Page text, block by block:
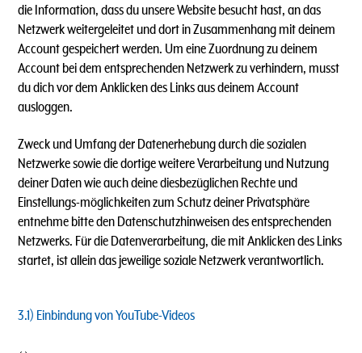
die Information, dass du unsere Website besucht hast, an das
Netzwerk weitergeleitet und dort in Zusammenhang mit deinem
Account gespeichert werden. Um eine Zuordnung zu deinem
Account bei dem entsprechenden Netzwerk zu verhindern, musst
du dich vor dem Anklicken des Links aus deinem Account
ausloggen.
Zweck und Umfang der Datenerhebung durch die sozialen
Netzwerke sowie die dortige weitere Verarbeitung und Nutzung
deiner Daten wie auch deine diesbezüglichen Rechte und
Einstellungs-möglichkeiten zum Schutz deiner Privatsphäre
entnehme bitte den Datenschutzhinweisen des entsprechenden
Netzwerks. Für die Datenverarbeitung, die mit Anklicken des Links
startet, ist allein das jeweilige soziale Netzwerk verantwortlich.
3.1) Einbindung von YouTube-Videos